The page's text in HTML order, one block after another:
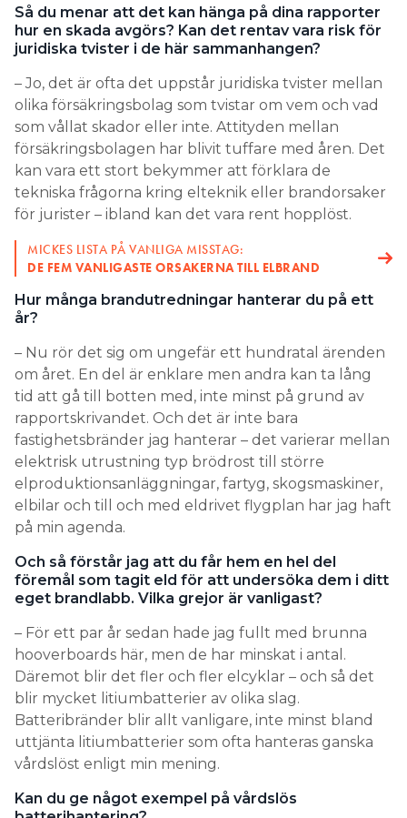
– Jo, det är ofta det uppstår juridiska tvister mellan
olika försäkringsbolag som tvistar om vem och vad
som vållat skador eller inte. Attityden mellan
försäkringsbolagen har blivit tuffare med åren. Det
kan vara ett stort bekymmer att förklara de
tekniska frågorna kring elteknik eller brandorsaker
för jurister – ibland kan det vara rent hopplöst.
MICKES LISTA PÅ VANLIGA MISSTAG:
DE FEM VANLIGASTE ORSAKERNA TILL ELBRAND
Hur många brandutredningar hanterar du på ett
år?
– Nu rör det sig om ungefär ett hundratal ärenden
om året. En del är enklare men andra kan ta lång
tid att gå till botten med, inte minst på grund av
rapportskrivandet. Och det är inte bara
fastighetsbränder jag hanterar – det varierar mellan
elektrisk utrustning typ brödrost till större
elproduktionsanläggningar, fartyg, skogsmaskiner,
elbilar och till och med eldrivet flygplan har jag haft
på min agenda.
Och så förstår jag att du får hem en hel del
föremål som tagit eld för att undersöka dem i ditt
eget brandlabb. Vilka grejor är vanligast?
– För ett par år sedan hade jag fullt med brunna
hooverboards här, men de har minskat i antal.
Däremot blir det fler och fler elcyklar – och så det
blir mycket litiumbatterier av olika slag.
Batteribränder blir allt vanligare, inte minst bland
uttjänta litiumbatterier som ofta hanteras ganska
vårdslöst enligt min mening.
Kan du ge något exempel på vårdslös
batterihantering?
– Jo, jag har sett ett antal bränder som startat i lådor
eller andra behållare där kunder uppmanats att